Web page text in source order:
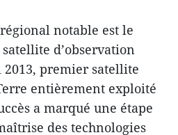
notable est le
d’observation
2013, premier satellite
entièrement exploité
a marqué une étape
des technologies